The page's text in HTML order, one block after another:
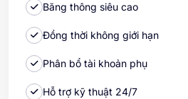
Băng thông siêu cao
Đồng thời không giới hạn
Phân bổ tài khoản phụ
Hỗ trợ kỹ thuật 24/7